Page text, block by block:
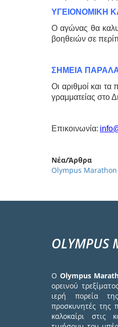
ΥΓΕΙΟΝΟΜΙΚΗ
Ο αγώνας θα
βοηθειών σε
ΣΗΜΕΙΑ
Οι αριθμοί και
γραμματείας στο
Επικοινωνία:
Νέα/Άρθρα
Olympus
OLYMPUS
Ο Olympus
ορεινού
ιερή πορεία
προσκυνητές της
καλοκαίρι